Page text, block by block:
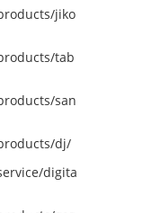
jiko
tab
san
dj/
digita